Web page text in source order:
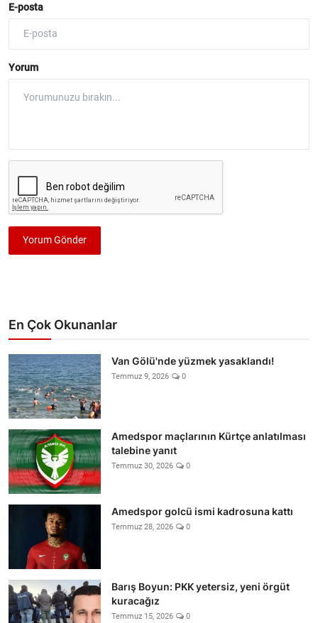
E-posta
Yorum
Yorum Gönder
En Çok Okunanlar
Van Gölü'nde yüzmek yasaklandı!
Temmuz 9, 2026 0
Amedspor maçlarının Kürtçe anlatılması
talebine yanıt
Temmuz 30, 2026 0
Amedspor golcü ismi kadrosuna kattı
Temmuz 28, 2026 0
Barış Boyun: PKK yetersiz, yeni örgüt
kuracağız
Temmuz 15, 2026 0